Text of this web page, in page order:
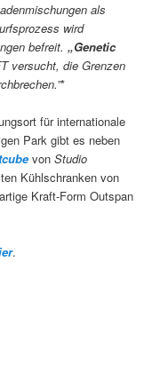
als
wird
befreit.„Genetic
versucht, die Grenzen
*
für internationale
Park gibt es neben
vonStudio
Kühlschranken von
Kraft-Form Outspan
.